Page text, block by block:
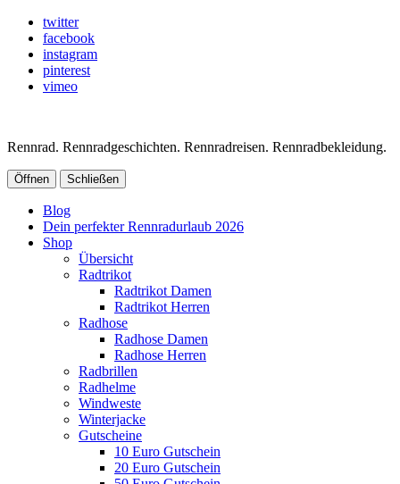
twitter
facebook
instagram
pinterest
vimeo
Rennrad. Rennradgeschichten. Rennradreisen. Rennradbekleidung.
Öffnen Schließen
Blog
Dein perfekter Rennradurlaub 2026
Shop
Übersicht
Radtrikot
Radtrikot Damen
Radtrikot Herren
Radhose
Radhose Damen
Radhose Herren
Radbrillen
Radhelme
Windweste
Winterjacke
Gutscheine
10 Euro Gutschein
20 Euro Gutschein